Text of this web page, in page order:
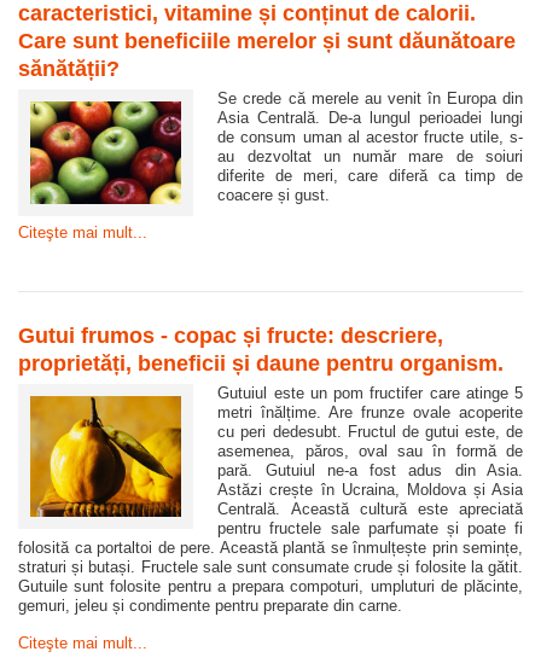
caracteristici, vitamine și conținut de calorii.
Care sunt beneficiile merelor și sunt dăunătoare
sănătății?
Se crede că merele au venit în Europa din
Asia Centrală. De-a lungul perioadei lungi
de consum uman al acestor fructe utile, s-
au dezvoltat un număr mare de soiuri
diferite de meri, care diferă ca timp de
coacere și gust.
Citeşte mai mult...
Gutui frumos - copac și fructe: descriere,
proprietăți, beneficii și daune pentru organism.
Gutuiul este un pom fructifer care atinge 5
metri înălțime. Are frunze ovale acoperite
cu peri dedesubt. Fructul de gutui este, de
asemenea, păros, oval sau în formă de
pară. Gutuiul ne-a fost adus din Asia.
Astăzi crește în Ucraina, Moldova și Asia
Centrală. Această cultură este apreciată
pentru fructele sale parfumate și poate fi
folosită ca portaltoi de pere. Această plantă se înmulțește prin semințe,
straturi și butași. Fructele sale sunt consumate crude și folosite la gătit.
Gutuile sunt folosite pentru a prepara compoturi, umpluturi de plăcinte,
gemuri, jeleu și condimente pentru preparate din carne.
Citeşte mai mult...